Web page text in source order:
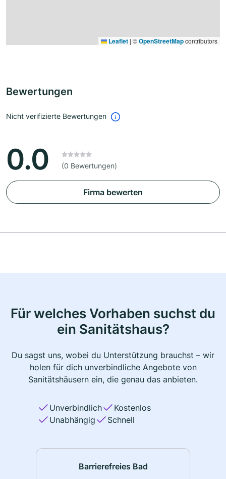
Leaflet | ©OpenStreetMapcontributors
Bewertungen
Nicht verifizierte Bewertungen
0.0 (0 Bewertungen)
Firma bewerten
Für welches Vorhaben suchst du
ein Sanitätshaus?
Du sagst uns, wobei du Unterstützung brauchst – wir
holen für dich unverbindliche Angebote von
Sanitätshäusern ein, die genau das anbieten.
Unverbindlich
Kostenlos
Unabhängig
Schnell
Barrierefreies Bad